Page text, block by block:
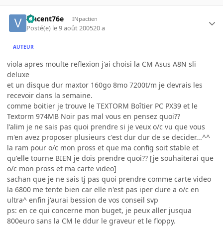
vincent76e INpactien
Posté(e) le 9 août 200520 a
AUTEUR
viola apres moulte reflexion j'ai choisi la CM Asus A8N sli
deluxe
et un disque dur maxtor 160go 8mo 7200t/m je devrais les
recevoir dans la semaine.
comme boitier je trouve le TEXTORM Boîtier PC PX39 et le
Textorm 974MB Noir pas mal vous en pensez quoi??
l'alim je ne sais pas quoi prendre si je veux o/c vu que vous
m'en avez proposer plusieurs c'est dur dur de se decider...^^
la ram pour o/c mon pross et que ma config soit stable et
qu'elle tourne BIEN je dois prendre quoi?? [je souhaiterai que
o/c mon pross et ma carte video]
sachan que je ne sais tj pas quoi prendre comme carte video
la 6800 me tente bien car elle n'est pas iper dure a o/c en
ultra^ enfin j'aurai bession de vos conseil svp
ps: en ce qui concerne mon buget, je peux aller jusqua
800euro sans la CM le ddur le graveur et le floppy.